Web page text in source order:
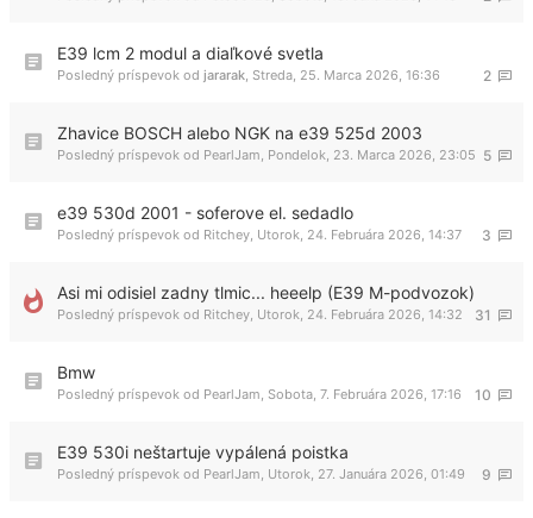
E39 lcm 2 modul a diaľkové svetla
2
Posledný príspevok od jararak Streda, 25. Marca 2026, 16:36
Zhavice BOSCH alebo NGK na e39 525d 2003
5
Posledný príspevok od PearlJam Pondelok, 23. Marca 2026, 23:05
e39 530d 2001 - soferove el. sedadlo
3
Posledný príspevok od Ritchey Utorok, 24. Februára 2026, 14:37
Asi mi odisiel zadny tlmic... heeelp (E39 M-podvozok)
31
Posledný príspevok od Ritchey Utorok, 24. Februára 2026, 14:32
Bmw
10
Posledný príspevok od PearlJam Sobota, 7. Februára 2026, 17:16
E39 530i neštartuje vypálená poistka
9
Posledný príspevok od PearlJam Utorok, 27. Januára 2026, 01:49